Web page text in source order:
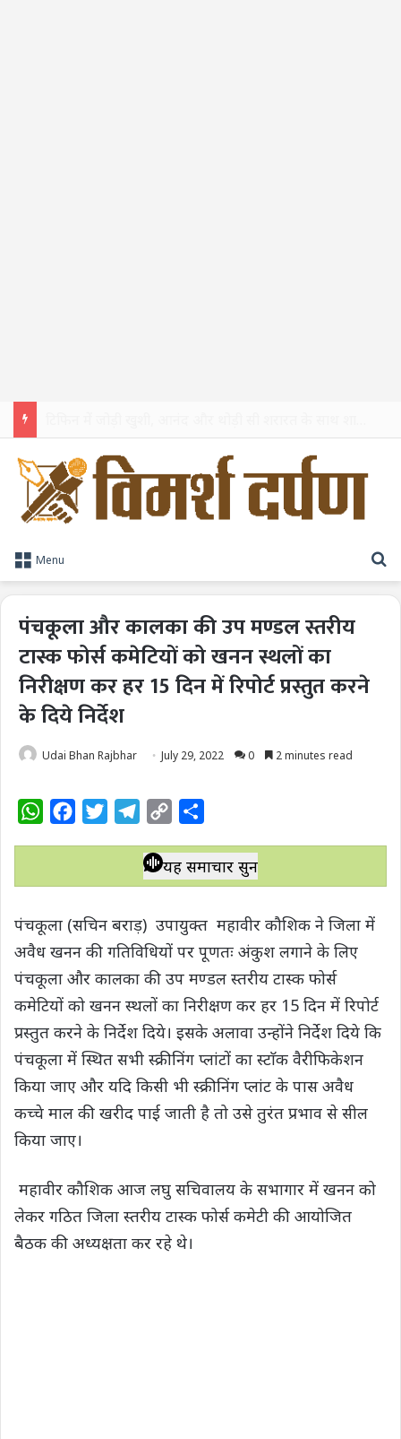
Menu
पंचकूला और कालका की उप मण्डल स्तरीय
टास्क फोर्स कमेटियों को खनन स्थलों का
निरीक्षण कर हर 15 दिन में रिपोर्ट प्रस्तुत करने
के दिये निर्देश
Udai Bhan Rajbhar July 29, 2022 0 2 minutes read
W
t
A
p
p
e
o
o
k
t
r
l
e
r
a
m
p
y
i
k
a
r
यह समाचार सुनें
पंचकूला (सचिन बराड़) उपायुक्त महावीर कौशिक ने जिला में
अवैध खनन की गतिविधियों पर पूणतः अंकुश लगाने के लिए
पंचकूला और कालका की उप मण्डल स्तरीय टास्क फोर्स
कमेटियों को खनन स्थलों का निरीक्षण कर हर 15 दिन में रिपोर्ट
प्रस्तुत करने के निर्देश दिये। इसके अलावा उन्होंने निर्देश दिये कि
पंचकूला में स्थित सभी स्क्रीनिंग प्लांटों का स्टाॅक वैरीफिकेशन
किया जाए और यदि किसी भी स्क्रीनिंग प्लांट के पास अवैध
कच्चे माल की खरीद पाई जाती है तो उसे तुरंत प्रभाव से सील
किया जाए।
महावीर कौशिक आज लघु सचिवालय के सभागार में खनन को
लेकर गठित जिला स्तरीय टास्क फोर्स कमेटी की आयोजित
बैठक की अध्यक्षता कर रहे थे।